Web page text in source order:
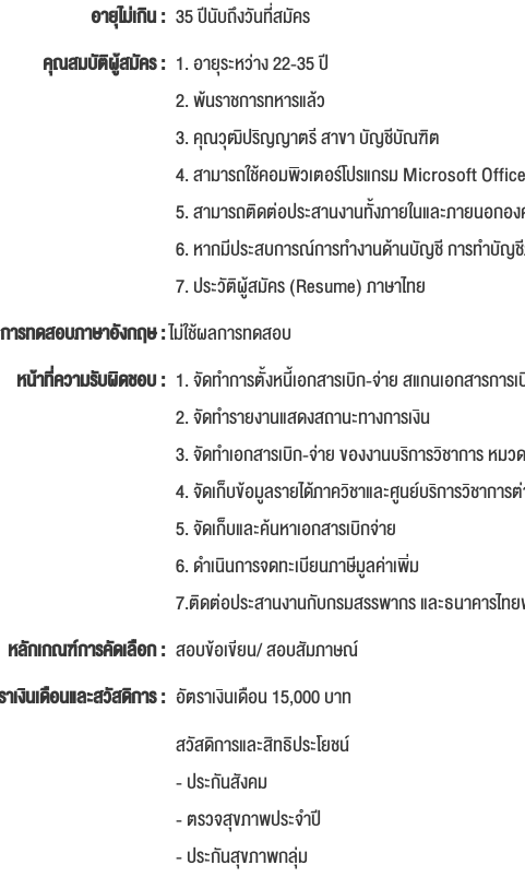
อายุไม่เกิน : 35 ปีนับถึงวันที่สมัคร
คุณสมบัติผู้สมัคร : 1. อายุระหว่าง 22-35 ปี
2. พ้นราชการทหารแล้ว
3. คุณวุฒิปริญญาตรี สาขา บัญชีบัณฑิต
4. สามารถใช้คอมพิวเตอร์โปรแกรม Microsoft
5. สามารถติดต่อประสานงานทั้งภายในและภายนอกอง
6. หากมีประสบการณ์การทำงานด้านบัญชี การทำบัญชี
7. ประวัติผู้สมัคร (Resume) ภาษาไทย
การทดสอบภาษาอังกฤษ :ไม่ใช้ผลการทดสอบ
หน้าที่ความรับผิดชอบ : 1. จัดทำการตั้งหนี้เอกสารเบิก-จ่าย สแกนเอกสารการ
2. จัดทำรายงานแสดงสถานะทางการเงิน
3. จัดทำเอกสารเบิก-จ่าย ของงานบริการวิชาการ หมว
4. จัดเก็บข้อมูลรายได้ภาควิชาและศูนย์บริการวิชาการ
5. จัดเก็บและค้นหาเอกสารเบิกจ่าย
6. ดำเนินการจดทะเบียนภาษีมูลค่าเพิ่ม
7.ติดต่อประสานงานกับกรมสรรพากร และธนาคาร
หลักเกณฑ์การคัดเลือก : สอบข้อเขียน/ สอบสัมภาษณ์
เงินเดือนและสวัสดิการ : อัตราเงินเดือน 15,000 บาท
สวัสดิการและสิทธิประโยชน์
- ประกันสังคม
- ตรวจสุขภาพประจำปี
- ประกันสุขภาพกลุ่ม